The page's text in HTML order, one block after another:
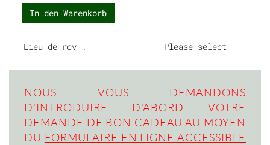
In den Warenkorb
Lieu de rdv : Please select
NOUS VOUS DEMANDONS
D'INTRODUIRE D'ABORD VOTRE
DEMANDE DE BON CADEAU AU MOYEN
DU FORMULAIRE EN LIGNE ACCESSIBLE